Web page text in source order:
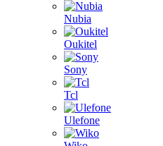
Nubia
Oukitel
Sony
Tcl
Ulefone